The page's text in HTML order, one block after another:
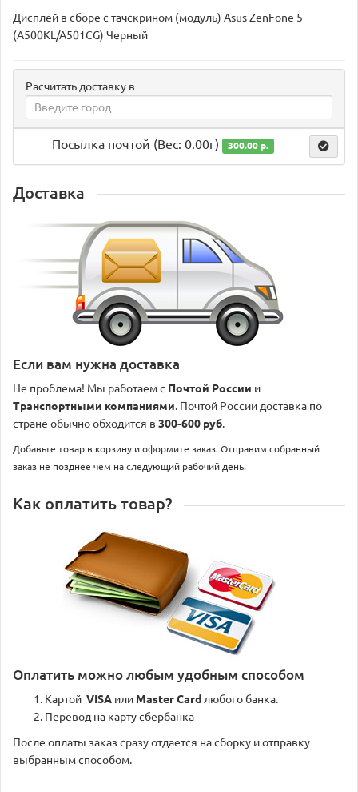
Дисплей в сборе с тачскрином (модуль) Asus ZenFone 5
(A500KL/A501CG) Черный
Расчитать доставку в
Посылка почтой (Вес: 0.00г) 300.00 р.
Доставка
Если вам нужна доставка
Не проблема! Мы работаем с Почтой России и
Транспортными компаниями. Почтой России доставка по
стране обычно обходится в 300-600 руб.
Добавьте товар в корзину и оформите заказ. Отправим собранный
заказ не позднее чем на следующий рабочий день.
Как оплатить товар?
Оплатить можно любым удобным способом
Картой VISA или Master Card любого банка.
Перевод на карту сбербанка
После оплаты заказ сразу отдается на сборку и отправку
выбранным способом.